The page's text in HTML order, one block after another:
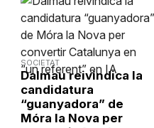
SOCIETAT
Dalmau reivindica la
candidatura
“guanyadora” de
Móra la Nova per